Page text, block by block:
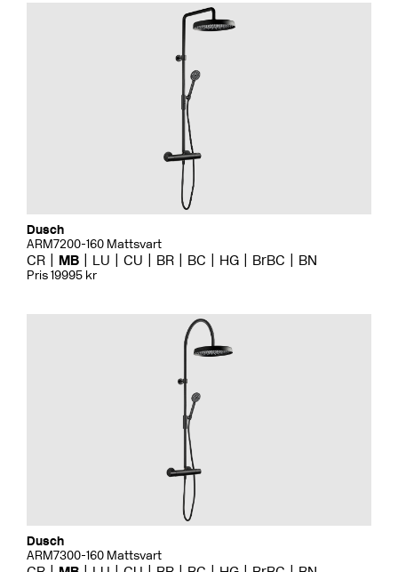
Dusch
ARM7200-160 Mattsvart
CR MB LU CU BR BC HG BrBC BN
Pris 19995 kr
Dusch
ARM7300-160 Mattsvart